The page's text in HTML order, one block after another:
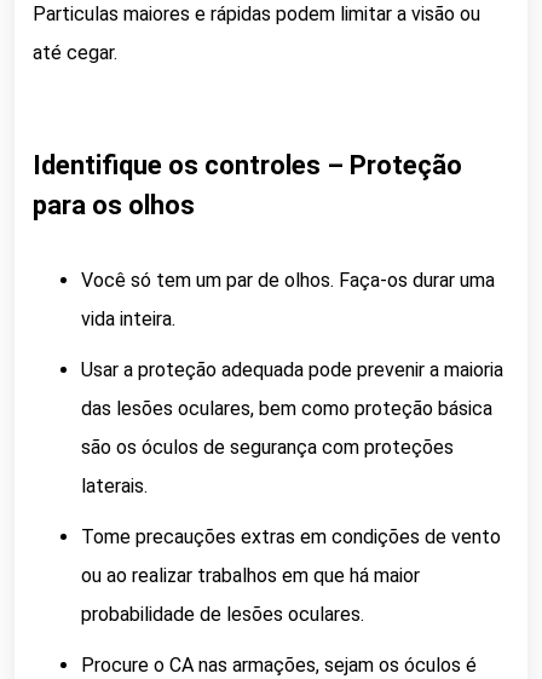
Particulas maiores e rápidas podem limitar a visão ou
até cegar.
Identifique os controles – Proteção
para os olhos
Você só tem um par de olhos. Faça-os durar uma
vida inteira.
Usar a proteção adequada pode prevenir a maioria
das lesões oculares, bem como proteção básica
são os óculos de segurança com proteções
laterais.
Tome precauções extras em condições de vento
ou ao realizar trabalhos em que há maior
probabilidade de lesões oculares.
Procure o CA nas armações, sejam os óculos é